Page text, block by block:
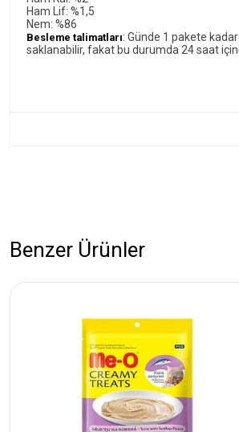
Ham Lif: %1,5
Nem: %86
Besleme talimatları: Günde 1 pakete
saklanabilir, fakat bu durumda 24 saat
Benzer Ürünler